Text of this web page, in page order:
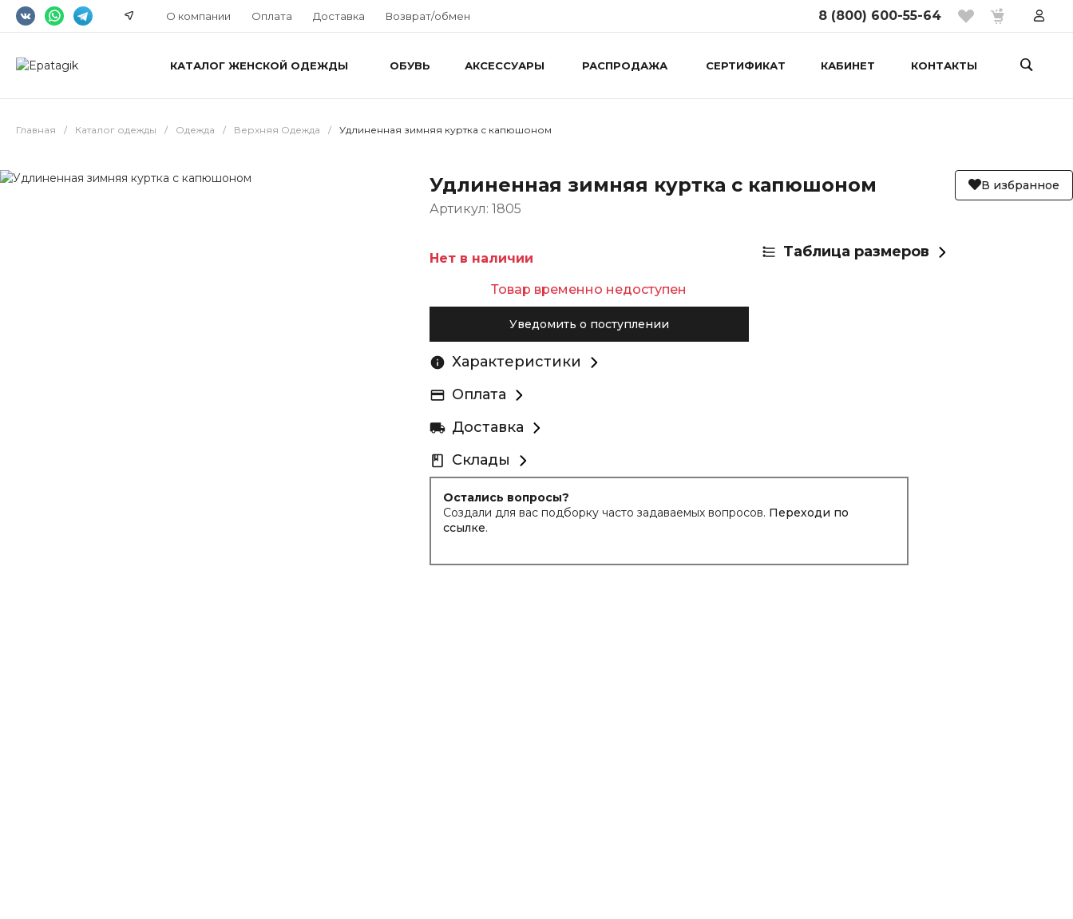
О компании Оплата Доставка Возврат/обмен 8 (800) 600-55-64
КАТАЛОГ ЖЕНСКОЙ ОДЕЖДЫ ОБУВЬ АКСЕССУАРЫ РАСПРОДАЖА СЕРТИФИКАТ КАБИНЕТ КОНТАКТЫ
Главная / Каталог одежды / Одежда / Верхняя Одежда / Удлиненная зимняя куртка с капюшоном
Удлиненная зимняя куртка с капюшоном В избранное
Артикул: 1805
Нет в наличии
Товар временно недоступен
Уведомить о поступлении
Таблица размеров
Характеристики
Оплата
Доставка
Склады
Остались вопросы?
Создали для вас подборку часто задаваемых вопросов. Переходи по
ссылке.